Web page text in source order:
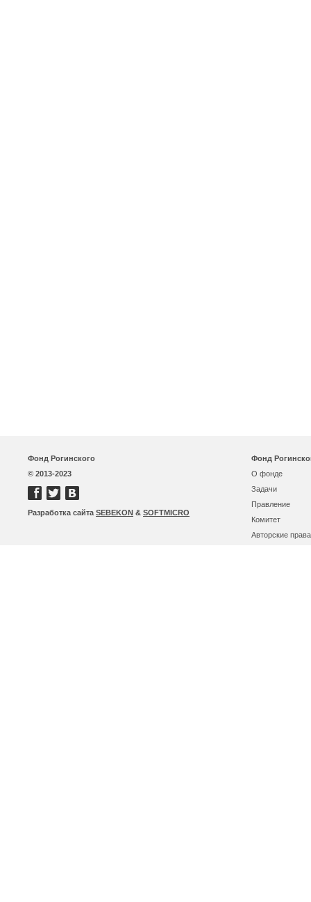
Фонд Рогинского
© 2013-2023
Разработка сайта SEBEKON & SOFTMICRO
Фонд
О фонде
Задачи
Правление
Комитет
Авторские права